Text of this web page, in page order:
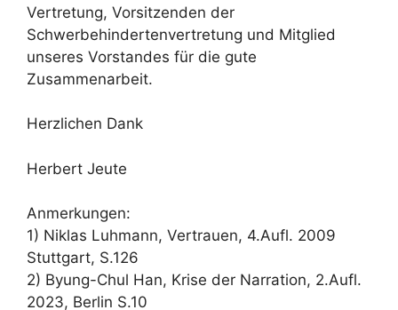
Vertretung, Vorsitzenden der
Schwerbehindertenvertretung und Mitglied
unseres Vorstandes für die gute
Zusammenarbeit.
Herzlichen Dank
Herbert Jeute
Anmerkungen:
1) Niklas Luhmann, Vertrauen, 4.Aufl. 2009
Stuttgart, S.126
2) Byung-Chul Han, Krise der Narration, 2.Aufl.
2023, Berlin S.10